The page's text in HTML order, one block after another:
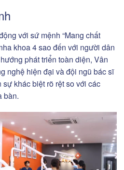
với sứ mệnh “Mang chất
khoa 4 sao đến với người dân
phát triển toàn diện, Vân
nghệ hiện đại và đội ngũ bác sĩ
khác biệt rõ rệt so với các
bàn.